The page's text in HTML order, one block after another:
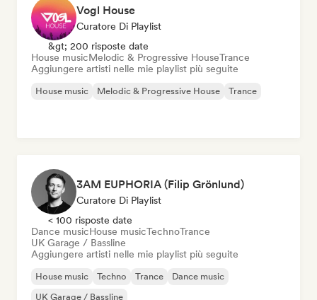
Vogl House
Curatore Di Playlist
&gt; 200 risposte date
House musicMelodic & Progressive HouseTrance
Aggiungere artisti nelle mie playlist più seguite
House music Melodic & Progressive House Trance
3AM EUPHORIA (Filip Grönlund)
Curatore Di Playlist
< 100 risposte date
Dance musicHouse musicTechnoTrance
UK Garage / Bassline
Aggiungere artisti nelle mie playlist più seguite
House music Techno Trance
Dance music
UK Garage / Bassline